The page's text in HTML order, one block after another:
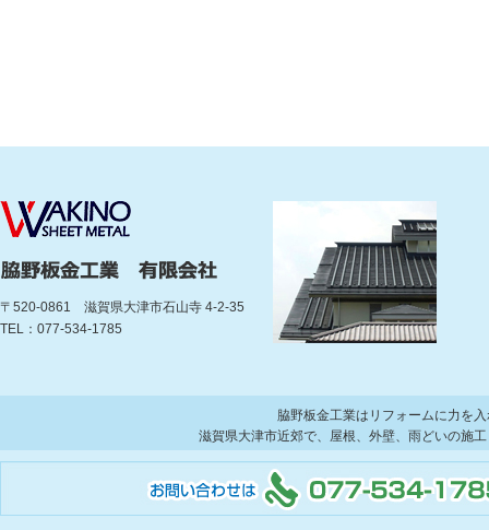
〒520-0861 滋賀県大津市石山寺 4-2-35
TEL：077-534-1785
脇野板金工業はリフォームに力を
滋賀県大津市近郊で、屋根、外壁、雨どいの施